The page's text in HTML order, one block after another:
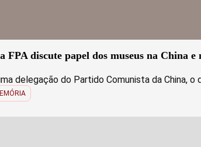
FPA discute papel dos museus na China e
delegação do Partido Comunista da China,